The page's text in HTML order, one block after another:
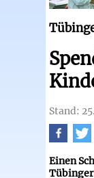
Stand:
Einen